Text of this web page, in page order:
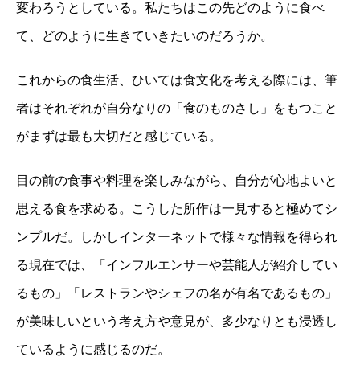
変わろうとしている。私たちはこの先どのように食べ
て、どのように生きていきたいのだろうか。
これからの食生活、ひいては食文化を考える際には、筆
者はそれぞれが自分なりの「食のものさし」をもつこと
がまずは最も大切だと感じている。
目の前の食事や料理を楽しみながら、自分が心地よいと
思える食を求める。 こうした所作は一見すると極めてシ
ンプルだ。しかしインターネットで様々な情報を得られ
る現在では、「インフルエンサーや芸能人が紹介してい
るもの」「レストランやシェフの名が有名であるもの」
が美味しいという考え方や意見が、多少なりとも浸透し
ているように感じるのだ。